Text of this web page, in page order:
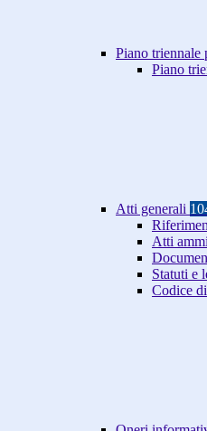
Piano triennale
Piano
Atti generali
Atti
Statuti e
Codice